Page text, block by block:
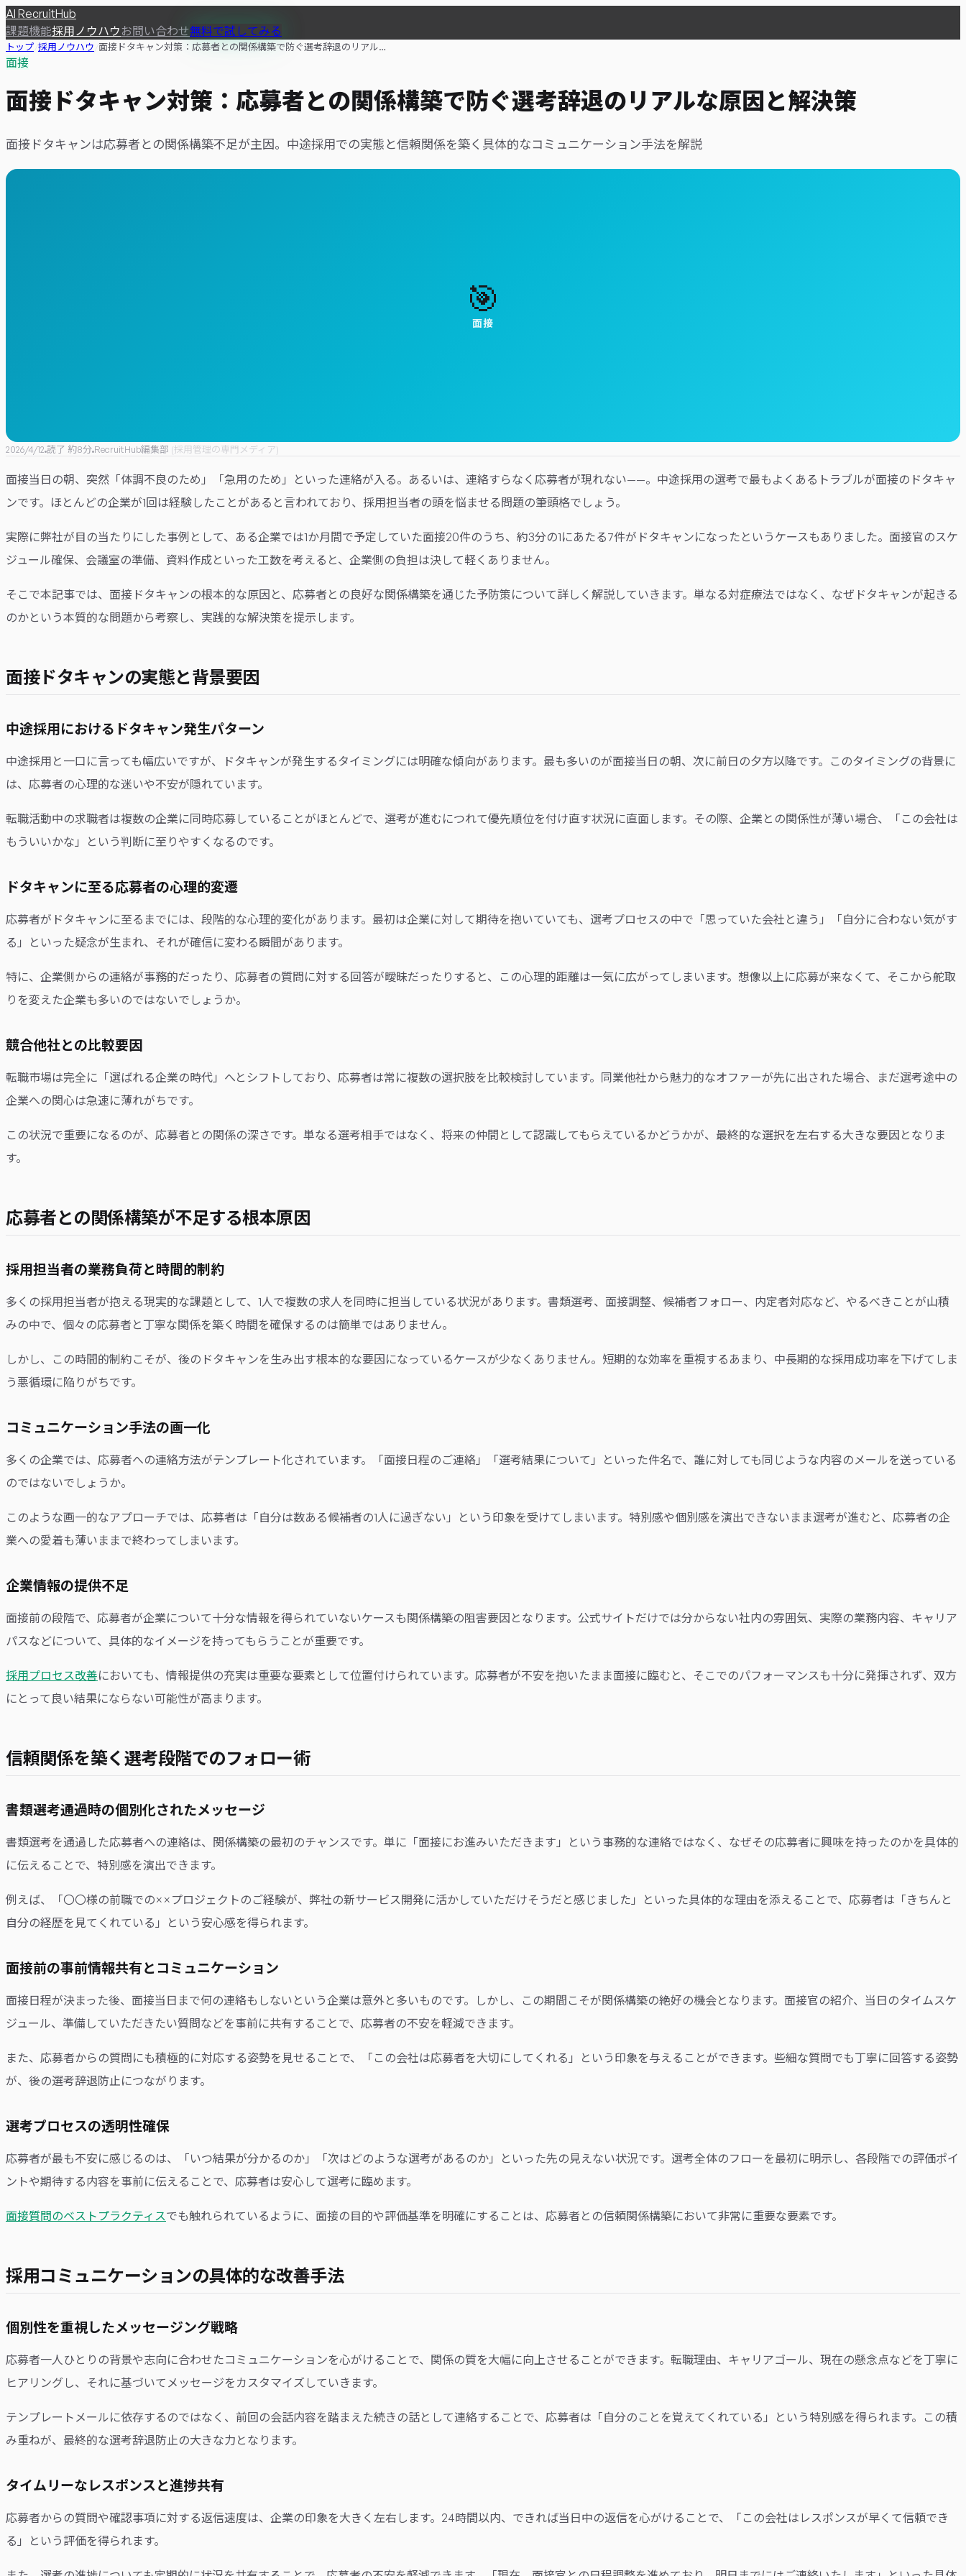
AI RecruitHub
課題機能採用ノウハウお問い合わせ無料で試してみる
トップ 採用ノウハウ 面接ドタキャン対策：応募者との関係構築で防ぐ選考辞退のリアル…
面接
面接ドタキャン対策：応募者との関係構築で防ぐ選考辞退のリアルな原因と解決策
面接ドタキャンは応募者との関係構築不足が主因。中途採用での実態と信頼関係を築く具体的なコミュニケーション手法を解説
🎯
面接
2026/4/12 読了 約8分 RecruitHub編集部 (採用管理の専門メディア)
面接当日の朝、突然「体調不良のため」「急用のため」といった連絡が入る。あるいは、連絡すらなく応募者が現れない——。中途採用の選考で最もよくあるトラブルが面接のドタキャ
ンです。ほとんどの企業が1回は経験したことがあると言われており、採用担当者の頭を悩ませる問題の筆頭格でしょう。
実際に弊社が目の当たりにした事例として、ある企業では1か月間で予定していた面接20件のうち、約3分の1にあたる7件がドタキャンになったというケースもありました。面接官のスケ
ジュール確保、会議室の準備、資料作成といった工数を考えると、企業側の負担は決して軽くありません。
そこで本記事では、面接ドタキャンの根本的な原因と、応募者との良好な関係構築を通じた予防策について詳しく解説していきます。単なる対症療法ではなく、なぜドタキャンが起きる
のかという本質的な問題から考察し、実践的な解決策を提示します。
面接ドタキャンの実態と背景要因
中途採用におけるドタキャン発生パターン
中途採用と一口に言っても幅広いですが、ドタキャンが発生するタイミングには明確な傾向があります。最も多いのが面接当日の朝、次に前日の夕方以降です。このタイミングの背景に
は、応募者の心理的な迷いや不安が隠れています。
転職活動中の求職者は複数の企業に同時応募していることがほとんどで、選考が進むにつれて優先順位を付け直す状況に直面します。その際、企業との関係性が薄い場合、「この会社は
もういいかな」という判断に至りやすくなるのです。
ドタキャンに至る応募者の心理的変遷
応募者がドタキャンに至るまでには、段階的な心理的変化があります。最初は企業に対して期待を抱いていても、選考プロセスの中で「思っていた会社と違う」「自分に合わない気がす
る」といった疑念が生まれ、それが確信に変わる瞬間があります。
特に、企業側からの連絡が事務的だったり、応募者の質問に対する回答が曖昧だったりすると、この心理的距離は一気に広がってしまいます。想像以上に応募が来なくて、そこから舵取
りを変えた企業も多いのではないでしょうか。
競合他社との比較要因
転職市場は完全に「選ばれる企業の時代」へとシフトしており、応募者は常に複数の選択肢を比較検討しています。同業他社から魅力的なオファーが先に出された場合、まだ選考途中の
企業への関心は急速に薄れがちです。
この状況で重要になるのが、応募者との関係の深さです。単なる選考相手ではなく、将来の仲間として認識してもらえているかどうかが、最終的な選択を左右する大きな要因となりま
す。
応募者との関係構築が不足する根本原因
採用担当者の業務負荷と時間的制約
多くの採用担当者が抱える現実的な課題として、1人で複数の求人を同時に担当している状況があります。書類選考、面接調整、候補者フォロー、内定者対応など、やるべきことが山積
みの中で、個々の応募者と丁寧な関係を築く時間を確保するのは簡単ではありません。
しかし、この時間的制約こそが、後のドタキャンを生み出す根本的な要因になっているケースが少なくありません。短期的な効率を重視するあまり、中長期的な採用成功率を下げてしま
う悪循環に陥りがちです。
コミュニケーション手法の画一化
多くの企業では、応募者への連絡方法がテンプレート化されています。「面接日程のご連絡」「選考結果について」といった件名で、誰に対しても同じような内容のメールを送っている
のではないでしょうか。
このような画一的なアプローチでは、応募者は「自分は数ある候補者の1人に過ぎない」という印象を受けてしまいます。特別感や個別感を演出できないまま選考が進むと、応募者の企
業への愛着も薄いままで終わってしまいます。
企業情報の提供不足
面接前の段階で、応募者が企業について十分な情報を得られていないケースも関係構築の阻害要因となります。公式サイトだけでは分からない社内の雰囲気、実際の業務内容、キャリア
パスなどについて、具体的なイメージを持ってもらうことが重要です。
採用プロセス改善においても、情報提供の充実は重要な要素として位置付けられています。応募者が不安を抱いたまま面接に臨むと、そこでのパフォーマンスも十分に発揮されず、双方
にとって良い結果にならない可能性が高まります。
信頼関係を築く選考段階でのフォロー術
書類選考通過時の個別化されたメッセージ
書類選考を通過した応募者への連絡は、関係構築の最初のチャンスです。単に「面接にお進みいただきます」という事務的な連絡ではなく、なぜその応募者に興味を持ったのかを具体的
に伝えることで、特別感を演出できます。
例えば、「〇〇様の前職での××プロジェクトのご経験が、弊社の新サービス開発に活かしていただけそうだと感じました」といった具体的な理由を添えることで、応募者は「きちんと
自分の経歴を見てくれている」という安心感を得られます。
面接前の事前情報共有とコミュニケーション
面接日程が決まった後、面接当日まで何の連絡もしないという企業は意外と多いものです。しかし、この期間こそが関係構築の絶好の機会となります。面接官の紹介、当日のタイムスケ
ジュール、準備していただきたい質問などを事前に共有することで、応募者の不安を軽減できます。
また、応募者からの質問にも積極的に対応する姿勢を見せることで、「この会社は応募者を大切にしてくれる」という印象を与えることができます。些細な質問でも丁寧に回答する姿勢
が、後の選考辞退防止につながります。
選考プロセスの透明性確保
応募者が最も不安に感じるのは、「いつ結果が分かるのか」「次はどのような選考があるのか」といった先の見えない状況です。選考全体のフローを最初に明示し、各段階での評価ポイ
ントや期待する内容を事前に伝えることで、応募者は安心して選考に臨めます。
面接質問のベストプラクティスでも触れられているように、面接の目的や評価基準を明確にすることは、応募者との信頼関係構築において非常に重要な要素です。
採用コミュニケーションの具体的な改善手法
個別性を重視したメッセージング戦略
応募者一人ひとりの背景や志向に合わせたコミュニケーションを心がけることで、関係の質を大幅に向上させることができます。転職理由、キャリアゴール、現在の懸念点などを丁寧に
ヒアリングし、それに基づいてメッセージをカスタマイズしていきます。
テンプレートメールに依存するのではなく、前回の会話内容を踏まえた続きの話として連絡することで、応募者は「自分のことを覚えてくれている」という特別感を得られます。この積
み重ねが、最終的な選考辞退防止の大きな力となります。
タイムリーなレスポンスと進捗共有
応募者からの質問や確認事項に対する返信速度は、企業の印象を大きく左右します。24時間以内、できれば当日中の返信を心がけることで、「この会社はレスポンスが早くて信頼でき
る」という評価を得られます。